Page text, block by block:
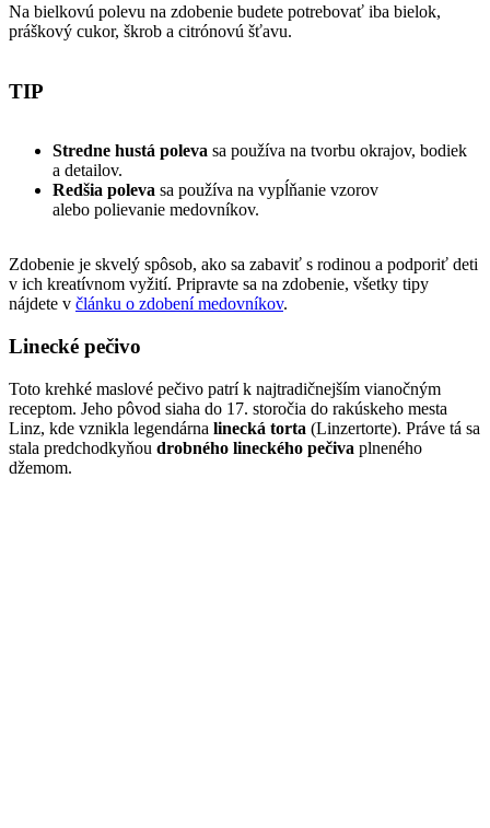
Na bielkovú polevu na zdobenie budete potrebovať iba bielok,
práškový cukor, škrob a citrónovú šťavu.
TIP
Stredne hustá poleva sa používa na tvorbu okrajov, bodiek
a detailov.
Redšia poleva sa používa na vypĺňanie vzorov
alebo polievanie medovníkov.
Zdobenie je skvelý spôsob, ako sa zabaviť s rodinou a podporiť deti
v ich kreatívnom vyžití. Pripravte sa na zdobenie, všetky tipy
nájdete v článku o zdobení medovníkov.
Linecké pečivo
Toto krehké maslové pečivo patrí k najtradičnejším vianočným
receptom. Jeho pôvod siaha do 17. storočia do rakúskeho mesta
Linz, kde vznikla legendárna linecká torta (Linzertorte). Práve tá sa
stala predchodkyňou drobného lineckého pečiva plneného
džemom.